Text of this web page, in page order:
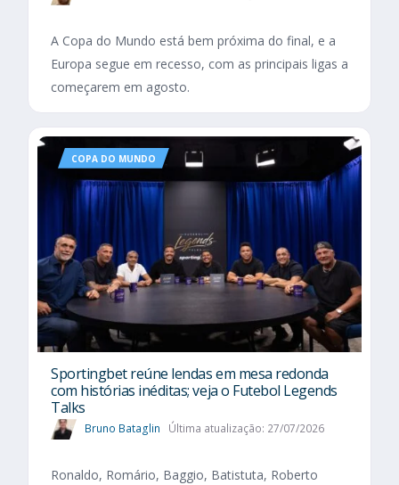
A Copa do Mundo está bem próxima do final, e a
Europa segue em recesso, com as principais ligas a
começarem em agosto.
COPA DO MUNDO
Sportingbet reúne lendas em mesa redonda
com histórias inéditas; veja o Futebol Legends
Talks
Bruno Bataglin Última atualização: 27/07/2026
Ronaldo, Romário, Baggio, Batistuta, Roberto